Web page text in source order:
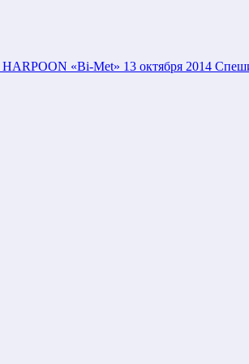
HARPOON «Bi-Met» 13 октября 2014